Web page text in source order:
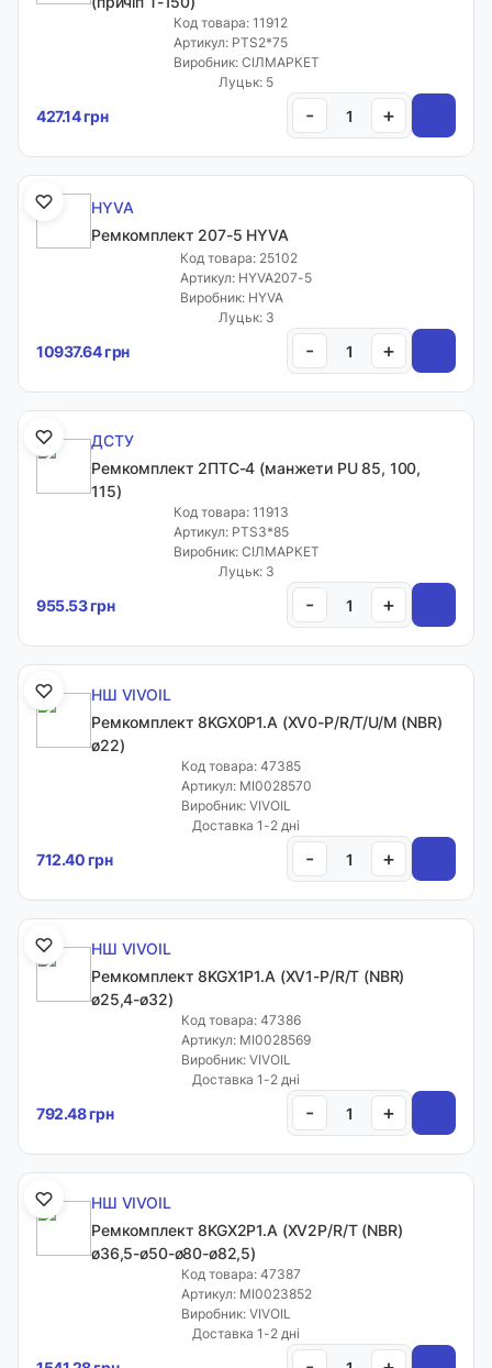
Код товара: 11912
Артикул: PTS2*75
Виробник: СІЛМАРКЕТ
Луцьк: 5
427.14 грн - +
HYVA
Ремкомплект 207-5 HYVA
Код товара: 25102
Артикул: HYVA207-5
Виробник: HYVA
Луцьк: 3
10937.64 грн - +
ДСТУ
Ремкомплект 2ПТС-4 (манжети PU 85, 100,
115)
Код товара: 11913
Артикул: PTS3*85
Виробник: СІЛМАРКЕТ
Луцьк: 3
955.53 грн - +
НШ VIVOIL
Ремкомплект 8KGX0P1.A (XV0-P/R/T/U/M (NBR)
ø22)
Код товара: 47385
Артикул: MI0028570
Виробник: VIVOIL
Доставка 1-2 дні
712.40 грн - +
НШ VIVOIL
Ремкомплект 8KGX1P1.A (XV1-P/R/T (NBR)
ø25,4-ø32)
Код товара: 47386
Артикул: MI0028569
Виробник: VIVOIL
Доставка 1-2 дні
792.48 грн - +
НШ VIVOIL
Ремкомплект 8KGX2P1.A (XV2P/R/T (NBR)
ø36,5-ø50-ø80-ø82,5)
Код товара: 47387
Артикул: MI0023852
Виробник: VIVOIL
Доставка 1-2 дні